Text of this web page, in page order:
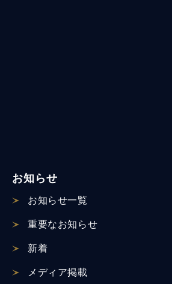
お知らせ
お知らせ一覧
重要なお知らせ
新着
メディア掲載